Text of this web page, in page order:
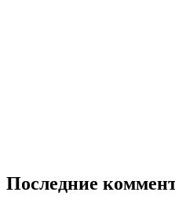
Последние